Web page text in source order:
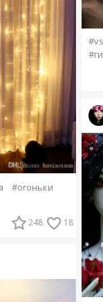
#огоньки
248 18